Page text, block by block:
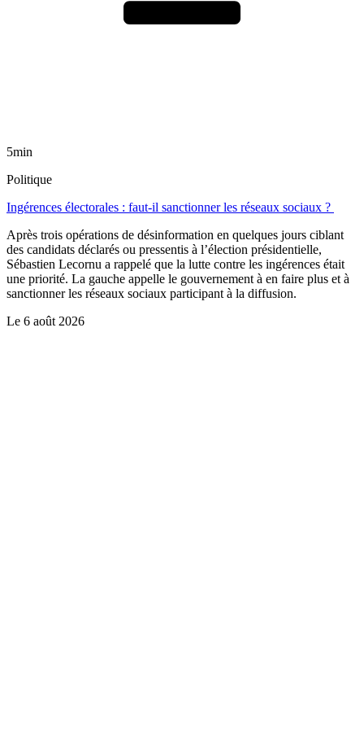
5min
Politique
Ingérences électorales : faut-il sanctionner les réseaux sociaux ?
Après trois opérations de désinformation en quelques jours ciblant
des candidats déclarés ou pressentis à l’élection présidentielle,
Sébastien Lecornu a rappelé que la lutte contre les ingérences était
une priorité. La gauche appelle le gouvernement à en faire plus et à
sanctionner les réseaux sociaux participant à la diffusion.
Le 6 août 2026